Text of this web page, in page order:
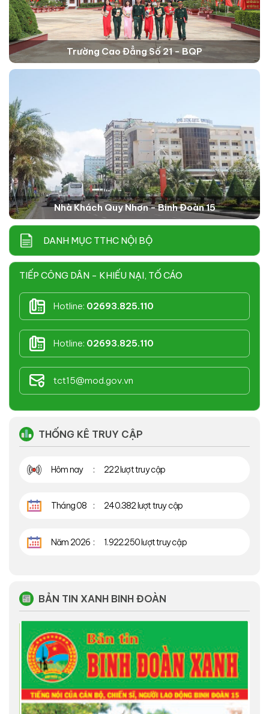
Trường Cao Đẳng Số 21 - BQP
Nhà Khách Quy Nhơn - Binh Đoàn 15
DANH MỤC TTHC NỘI BỘ
TIẾP CÔNG DÂN - KHIẾU NẠI, TỐ CÁO
Hotline: 02693.825.110
Hotline: 02693.825.110
tct15@mod.gov.vn
THỐNG KÊ TRUY CẬP
Hôm nay 222 lượt truy cập
Tháng 08 240.382 lượt truy cập
Năm 2026 1.922.250 lượt truy cập
BẢN TIN XANH BINH ĐOÀN